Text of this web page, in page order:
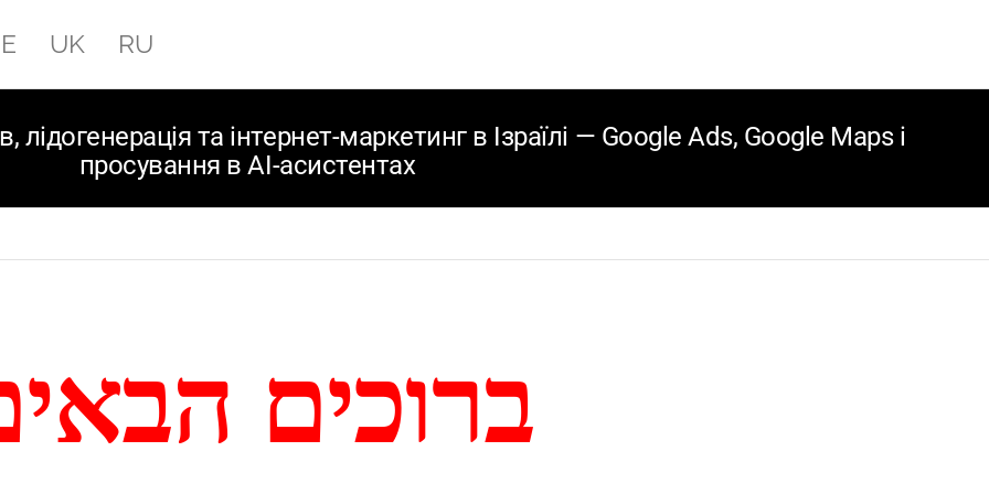
UK RU
лідогенерація та інтернет-маркетинг в Ізраїлі — Google Ads, Google Maps і
просування в AI-асистентах
ברוכים